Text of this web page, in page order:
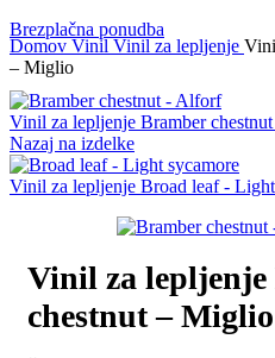
Brezplačna ponudba
Domov Vinil Vinil za lepljenje
– Miglio
Vinil za lepljenje Bramber
Nazaj na izdelke
Vinil za lepljenje Broad leaf -
Vinil za
chestnut – Miglio